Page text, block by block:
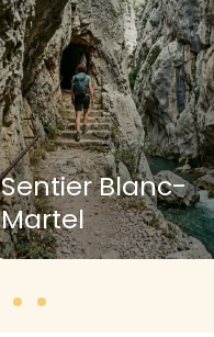
Sentier Blanc-
Martel